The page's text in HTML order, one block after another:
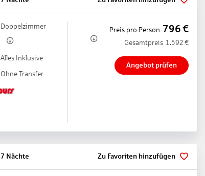
Doppelzimmer
Alles Inklusive
Ohne Transfer
Preis pro Person 796€
Gesamtpreis 1.592 €
Angebot prüfen
7 Nächte Zu Favoriten hinzufügen